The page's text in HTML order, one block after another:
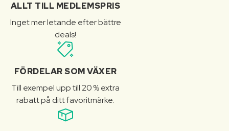
ALLT TILL MEDLEMSPRIS
Inget mer letande efter bättre
deals!
FÖRDELAR SOM VÄXER
Till exempel upp till 20 % extra
rabatt på ditt favoritmärke.